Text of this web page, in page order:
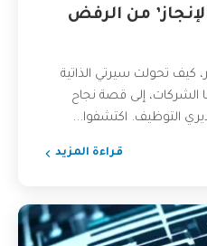
من الرفض
كيف تحولت سيرتي الذاتية
الشركات، إلى قصة نجاح
التوظيف. اكتشفوا...
قراءة المزيد